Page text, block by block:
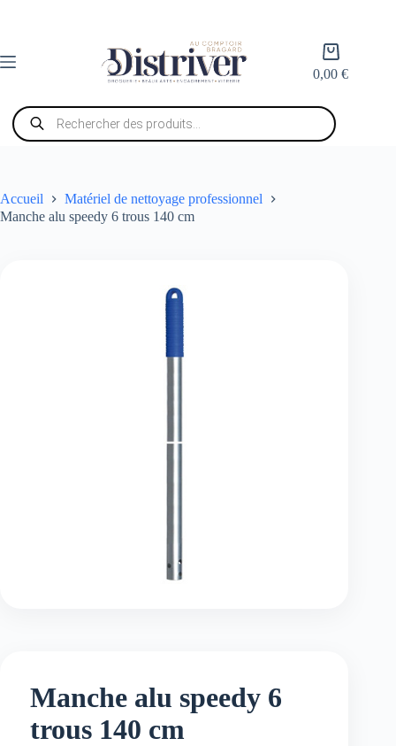
Panier
d’achat
0,00€
Recherche
de
produits
Accueil
Matériel de nettoyage professionnel
Manche alu speedy 6 trous 140 cm
Manche alu speedy 6
trous 140 cm